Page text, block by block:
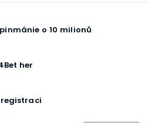
o 10 milionů
her
registraci